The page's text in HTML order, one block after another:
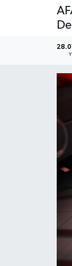
Kültür &
Sağlık &
Son